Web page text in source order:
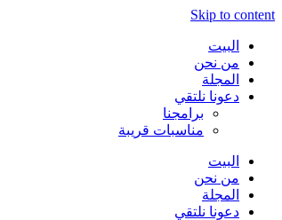
Skip to content
البيت
من نحن
المجلة
دعونا نلتقي
برامجنا
مناسبات قريبة
البيت
من نحن
المجلة
دعونا نلتقي